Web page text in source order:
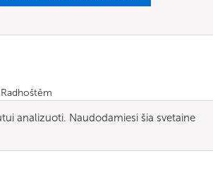
analizuoti. Naudodamiesi šia svetaine